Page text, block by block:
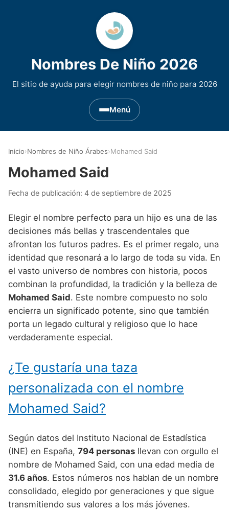
Nombres De Niño 2026
El sitio de ayuda para elegir nombres de niño para 2026
Menú
Nombres de niño que empiezan por D
Nombres de niño que empiezan por E
Nombres de niño que empiezan por F
Nombres de niño que empiezan por G
Nombres de niño que empiezan por H
Nombres de niño que empiezan por I
Nombres de niño que empiezan por J
Nombres de niño que empiezan por K
Nombres de niño que empiezan por L
Nombres de niño que empiezan por M
Nombres de niño que empiezan por O
Nombres de niño que empiezan por P
Nombres de niño que empiezan por Q
Nombres de niño que empiezan por R
Nombres de Niño Asturianos
Nombres de Niño Baleares
Nombres de Niño Canarios
Nombres de Niño Cantabros
Nombres de Niño Castellanos
Nombres de Niño Catalanes
Nombres de Niño Extremeños
Nombres de Niño Gallegos
Nombres de Niño Madrileños
Nombres de Niño Murcianos
Nombres de Niño Riojanos
Nombres de Niño Valencianos
Nombres de Niño Vascos
Nombres de Niño Celtas
Nombres de Niño Egipcios
Nombres de Niño Griegos
Nombres de Niño Mitologicos
Nombres de Niño Romanos
Nombres de Niño Vikingos
Nombres de Niño Alemanes
Nombres de Niño Americanos
Nombres de Niño Arabes
Nombres de Niño Chinos
Nombres de Niño Franceses
Nombres de Niño Hispanoamericanos
Nombres de Niño Italianos
Nombres de Niño Japoneses
Nombres de Niño Judíos
Nombres de Niño Portugueses
Nombres de Niño Rumanos
Nombres de Niño Rusos
Nombres de Niño Suecos
Buscar
Inicio›Nombres de Niño Árabes›Mohamed Said
Mohamed Said
Fecha de publicación: 4 de septiembre de 2025
Elegir el nombre perfecto para un hijo es una de las
decisiones más bellas y trascendentales que
afrontan los futuros padres. Es el primer regalo, una
identidad que resonará a lo largo de toda su vida. En
el vasto universo de nombres con historia, pocos
combinan la profundidad, la tradición y la belleza de
Mohamed Said. Este nombre compuesto no solo
encierra un significado potente, sino que también
porta un legado cultural y religioso que lo hace
verdaderamente especial.
¿Te gustaría una taza
personalizada con el nombre
Mohamed Said?
Según datos del Instituto Nacional de Estadística
(INE) en España, 794 personas llevan con orgullo el
nombre de Mohamed Said, con una edad media de
31.6 años. Estos números nos hablan de un nombre
consolidado, elegido por generaciones y que sigue
transmitiendo sus valores a los más jóvenes.